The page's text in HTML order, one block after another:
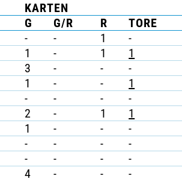
KARTEN
G G/R R
TORE
- - 1
-
1 - 1
1
3 - -
-
1 - -
1
- - -
-
2 - 1
1
1 - -
-
- - -
-
- - -
-
4 - -
-